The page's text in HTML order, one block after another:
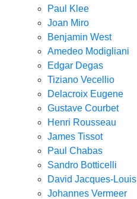
Paul Klee
Joan Miro
Benjamin West
Amedeo Modigliani
Edgar Degas
Tiziano Vecellio
Delacroix Eugene
Gustave Courbet
Henri Rousseau
James Tissot
Paul Chabas
Sandro Botticelli
David Jacques-Louis
Johannes Vermeer